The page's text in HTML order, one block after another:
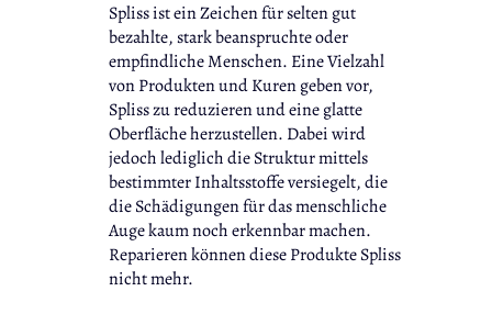
Spliss ist ein Zeichen für selten gut
bezahlte, stark beanspruchte oder
empfindliche Menschen. Eine Vielzahl
von Produkten und Kuren geben vor,
Spliss zu reduzieren und eine glatte
Oberfläche herzustellen. Dabei wird
jedoch lediglich die Struktur mittels
bestimmter Inhaltsstoffe versiegelt, die
die Schädigungen für das menschliche
Auge kaum noch erkennbar machen.
Reparieren können diese Produkte Spliss
nicht mehr.